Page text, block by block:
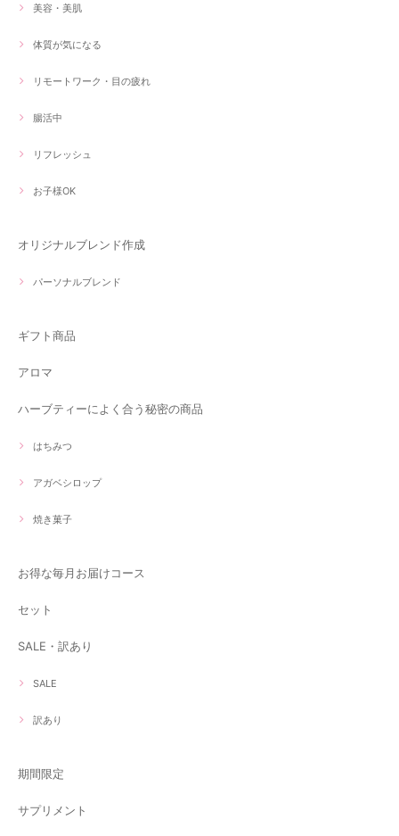
美容・美肌
体質が気になる
リモートワーク・目の疲れ
腸活中
リフレッシュ
お子様OK
オリジナルブレンド作成
パーソナルブレンド
ギフト商品
アロマ
ハーブティーによく合う秘密の商品
はちみつ
アガベシロップ
焼き菓子
お得な毎月お届けコース
セット
SALE・訳あり
SALE
訳あり
期間限定
サプリメント